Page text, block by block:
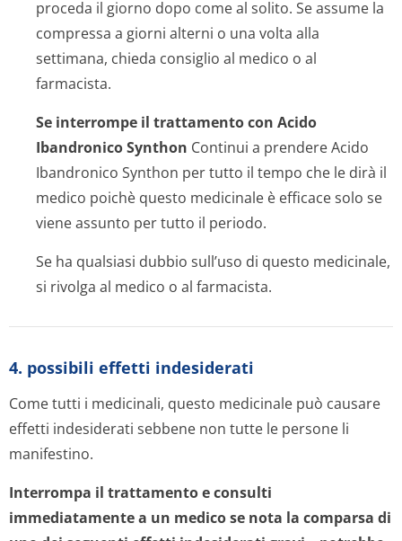
proceda il giorno dopo come al solito. Se assume la
compressa a giorni alterni o una volta alla
settimana, chieda consiglio al medico o al
farmacista.
Se interrompe il trattamento con Acido
Ibandronico Synthon Continui a prendere Acido
Ibandronico Synthon per tutto il tempo che le dirà il
medico poichè questo medicinale è efficace solo se
viene assunto per tutto il periodo.
Se ha qualsiasi dubbio sull’uso di questo medicinale,
si rivolga al medico o al farmacista.
4. possibili effetti indesiderati
Come tutti i medicinali, questo medicinale può causare
effetti indesiderati sebbene non tutte le persone li
manifestino.
Interrompa il trattamento e consulti
immediatamente a un medico se nota la comparsa di